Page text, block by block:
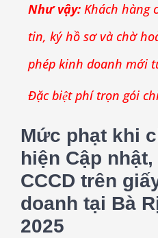
Như vậy: Khách hàng
tin, ký hồ sơ và chờ
phép kinh doanh mới
Đặc biệt phí trọn gói
Mức phạt khi
hiện Cập
CCCD trên
doanh tại Bà
2025